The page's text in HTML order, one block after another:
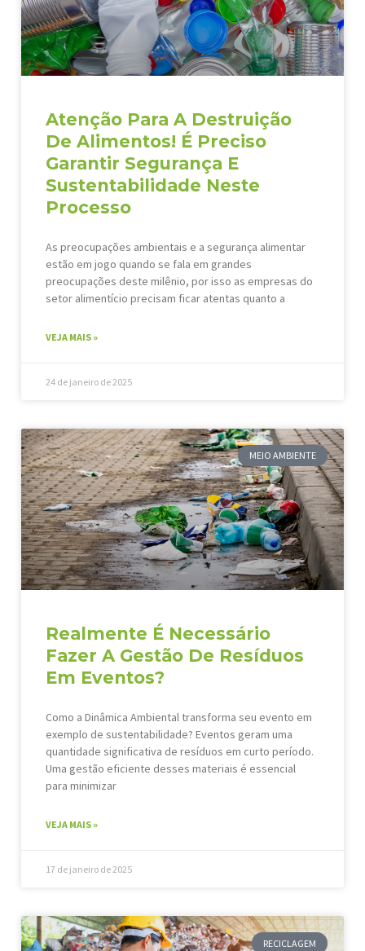
Atenção Para A Destruição
De Alimentos! É Preciso
Garantir Segurança E
Sustentabilidade Neste
Processo
As preocupações ambientais e a segurança alimentar
estão em jogo quando se fala em grandes
preocupações deste milênio, por isso as empresas do
setor alimentício precisam ficar atentas quanto a
VEJA MAIS »
24 de janeiro de 2025
MEIO AMBIENTE
Realmente É Necessário
Fazer A Gestão De Resíduos
Em Eventos?
Como a Dinâmica Ambiental transforma seu evento em
exemplo de sustentabilidade? Eventos geram uma
quantidade significativa de resíduos em curto período.
Uma gestão eficiente desses materiais é essencial
para minimizar
VEJA MAIS »
17 de janeiro de 2025
RECICLAGEM